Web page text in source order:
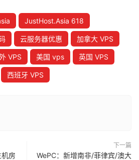
JustHost.Asia 618
云服务器优惠 加拿大 VPS
VPS 美国 vps 英国 VPS
西班牙 VPS
房
下一篇
WePC：新增南非/菲律宾/澳大